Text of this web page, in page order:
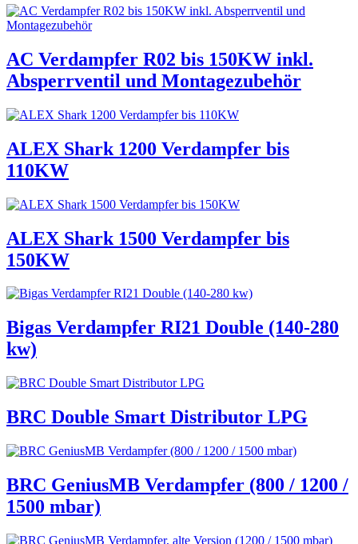
AC Verdampfer R02 bis 150KW inkl.
Absperrventil und Montagezubehör
ALEX Shark 1200 Verdampfer bis
110KW
ALEX Shark 1500 Verdampfer bis
150KW
Bigas Verdampfer RI21 Double (140-280
kw)
BRC Double Smart Distributor LPG
BRC GeniusMB Verdampfer (800 / 1200 /
1500 mbar)